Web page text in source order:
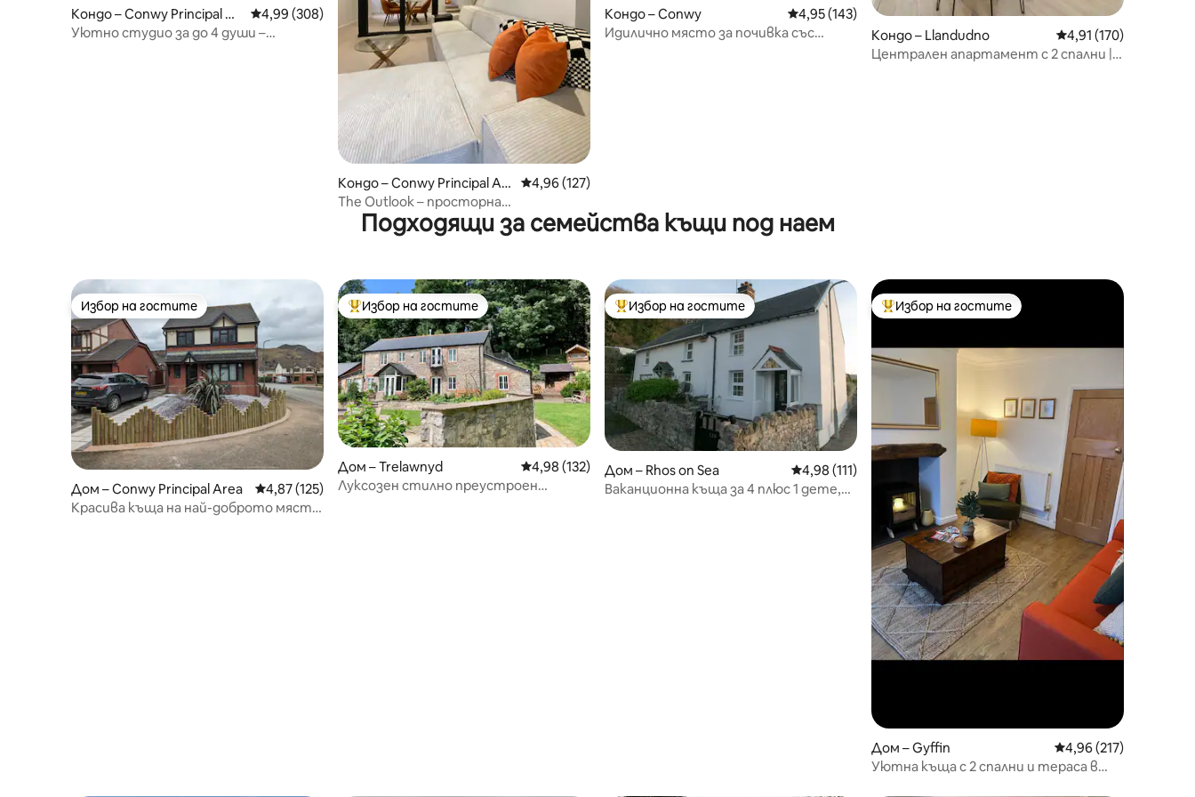
Кондо – Conwy Principal Ar
ea
Средна оценка: 4,99 от 5, 308 отзива
4,99 (308)
Уютно студио за до 4 души –
Кондо – Conwy Principal Ar
ea
Средна оценка: 4,96 от 5, 127 отзива
4,96 (127)
The Outlook – просторна
собственост в стените на замъка
Кондо – Conwy Средна оценка: 4,95 от 5, 143 отзива
4,95 (143)
Идилично място за почивка със
Кондо – Llandudno Средна оценка: 4,91
4,91 (170)
Централен апартамент с 2 спални |
Подходящи за семейства къщи под наем
Избор на гостите
Избор на гостите
Дом – Conwy Principal Area Средна оценка: 4,87 от 5, 125 отзива
4,87 (125)
Красива къща на най-доброто място
Най-популярен избор на гостите
Избор на гостите
Дом – Trelawnyd Средна оценка: 4,98 от 5, 132 отзива
4,98 (132)
Луксозен стилно преустроен
Най-популярен избор на гостите
Избор на гостите
Дом – Rhos on Sea Средна оценка: 4,98 от 5, 111 отзива
4,98 (111)
Ваканционна къща за 4 плюс 1 дете,
Най-популярен избор на гостите
Избор на гостите
Дом – Gyffin Средна оценка: 4,96
4,96 (217)
Уютна къща с 2 спални и тераса в